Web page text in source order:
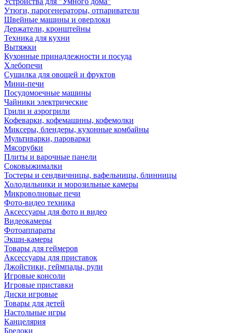
Утюги, парогенераторы, отпариватели
Швейные машины и оверлоки
Держатели, кронштейны
Техника для кухни
Вытяжки
Кухонные принадлежности и посуда
Хлебопечи
Сушилка для овощей и фруктов
Мини-печи
Посудомоечные машины
Чайники электрические
Грили и аэрогрили
Кофеварки, кофемашины, кофемолки
Миксеры, блендеры, кухонные комбайны
Мультиварки, пароварки
Мясорубки
Плиты и варочные панели
Соковыжималки
Тостеры и сендвичницы, вафельницы, блинницы
Холодильники и морозильные камеры
Микроволновые печи
Фото-видео техника
Аксессуары для фото и видео
Видеокамеры
Фотоаппараты
Экшн-камеры
Товары для геймеров
Аксессуары для приставок
Джойстики, геймпады, рули
Игровые консоли
Игровые приставки
Диски игровые
Товары для детей
Настольные игры
Канцелярия
Брелоки